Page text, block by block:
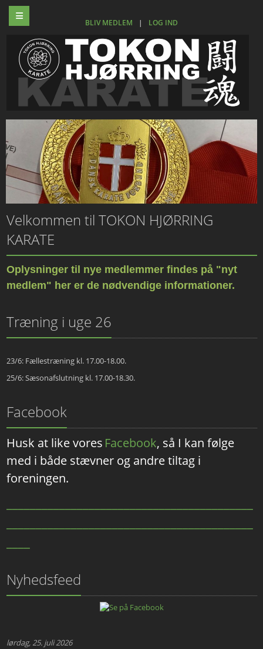
BLIV MEDLEM | LOG IND
Velkommen til TOKON HJØRRING
KARATE
Oplysninger til nye medlemmer findes på "nyt
medlem" her er de nødvendige informationer.
Træning i uge 26
23/6: Fællestræning kl. 17.00-18.00.
25/6: Sæsonafslutning kl. 17.00-18.30.
Facebook
Husk at like vores Facebook, så I kan følge
med i både stævner og andre tiltag i
foreningen.
Nyhedsfeed
lørdag, 25. juli 2026